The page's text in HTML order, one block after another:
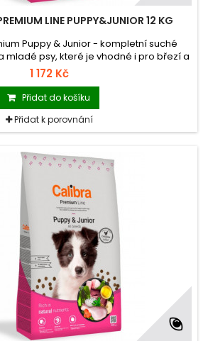
LINE PUPPY&JUNIOR 12 KG
Puppy & Junior - kompletní suché
mladé psy, které je vhodné i pro březí a
kojící feny.
1 172 Kč
Přidat do košíku
Přidat k porovnání